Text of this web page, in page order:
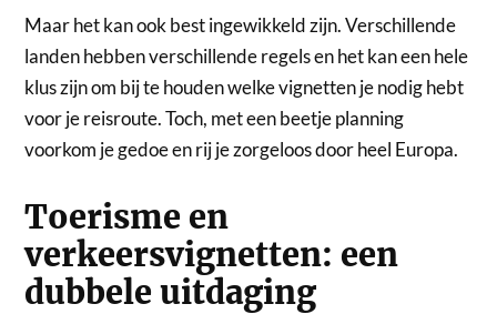
Maar het kan ook best ingewikkeld zijn. Verschillende
landen hebben verschillende regels en het kan een hele
klus zijn om bij te houden welke vignetten je nodig hebt
voor je reisroute. Toch, met een beetje planning
voorkom je gedoe en rij je zorgeloos door heel Europa.
Toerisme en
verkeersvignetten: een
dubbele uitdaging